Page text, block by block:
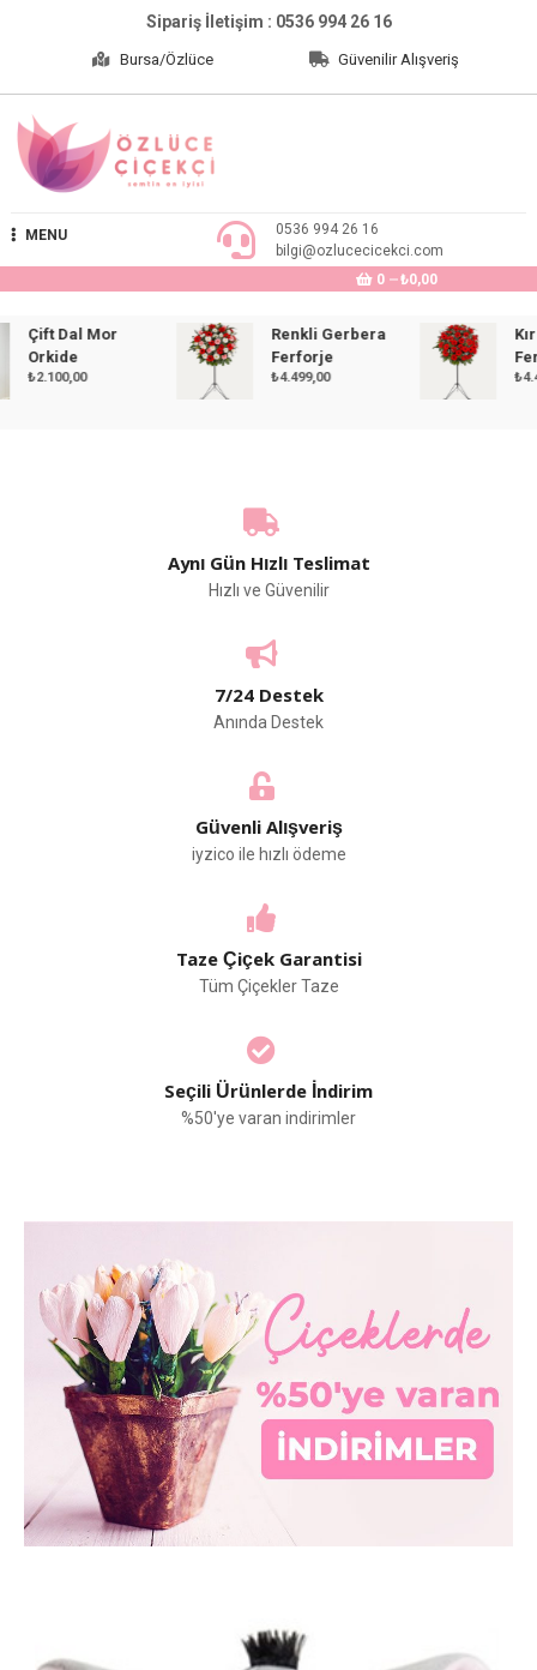
Sipariş İletişim : 0536 994 26 16
Bursa/Özlüce Güvenilir Alışveriş
Özlüce Çiçekçi
MENU
0536 994 26 16
bilgi@ozlucecicekci.com
0
₺0,00
Çift Dal Mor
Orkide
2.100,00
Renkli Gerbera
Ferforje
4.499,00
Aynı Gün Hızlı Teslimat
Hızlı ve Güvenilir
7/24 Destek
Anında Destek
Güvenli Alışveriş
iyzico ile hızlı ödeme
Taze Çiçek Garantisi
Tüm Çiçekler Taze
Seçili Ürünlerde İndirim
%50'ye varan indirimler